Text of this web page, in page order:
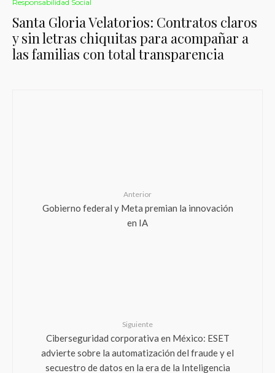
Responsabilidad Social
Santa Gloria Velatorios: Contratos claros
y sin letras chiquitas para acompañar a
las familias con total transparencia
Anterior
Gobierno federal y Meta premian la innovación
en IA
Siguiente
Ciberseguridad corporativa en México: ESET
advierte sobre la automatización del fraude y el
secuestro de datos en la era de la Inteligencia